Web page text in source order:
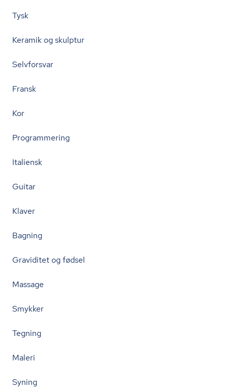
Tysk
Keramik og skulptur
Selvforsvar
Fransk
Kor
Programmering
Italiensk
Guitar
Klaver
Bagning
Graviditet og fødsel
Massage
Smykker
Tegning
Maleri
Syning